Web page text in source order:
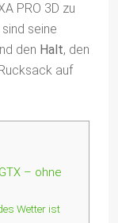
PRO 3D zu
seine
den Halt, den
auf
– ohne
Wetter ist